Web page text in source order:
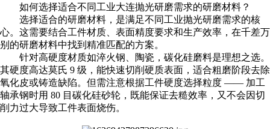
如何选择适合不同工业大连抛光研磨需求的研磨材料？
选择适合的研磨材料，是满足不同工业抛光研磨需求的核
心。这需要结合工件材质、表面精度要求和生产效率，在千差万
别的研磨材料中找到精准匹配的方案。
针对高硬度材质如淬火钢、陶瓷，碳化硅磨料是理想之选。
其硬度高达莫氏 9 级，能快速切削硬质表面，适合粗磨阶段去除
氧化皮或铸造缺陷。但需注意根据工件硬度选择粒度 —— 加工
轴承钢时用 80 目碳化硅砂轮，既能保证去糙效率，又不会因切
削力过大导致工件表面烧伤。